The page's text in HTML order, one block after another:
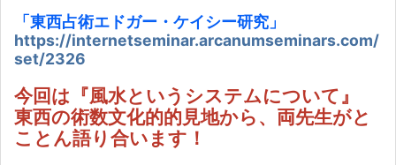
「東西占術エドガー・ケイシー研究」
https://internetseminar.arcanumseminars.com/
set/2326
今回は『風水というシステムについて』
東西の術数文化的的見地から、両先生がと
ことん語り合います！